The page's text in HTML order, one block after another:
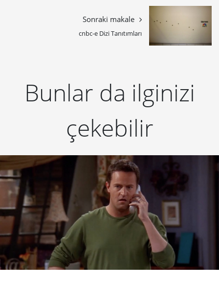
Sonraki makale
cnbc-e Dizi Tanıtımları
Bunlar da ilginizi
çekebilir